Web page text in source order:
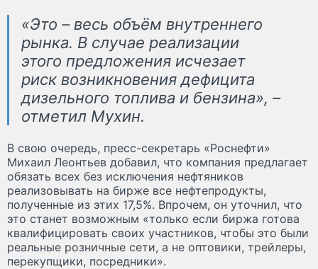
«Это – весь объём внутреннего
рынка. В случае реализации
этого предложения исчезает
риск возникновения дефицита
дизельного топлива и бензина», –
отметил Мухин.
В свою очередь, пресс-секретарь «Роснефти»
Михаил Леонтьев добавил, что компания предлагает
обязать всех без исключения нефтяников
реализовывать на бирже все нефтепродукты,
полученные из этих 17,5%. Впрочем, он уточнил, что
это станет возможным «только если биржа готова
квалифицировать своих участников, чтобы это были
реальные розничные сети, а не оптовики, трейлеры,
перекупщики, посредники».